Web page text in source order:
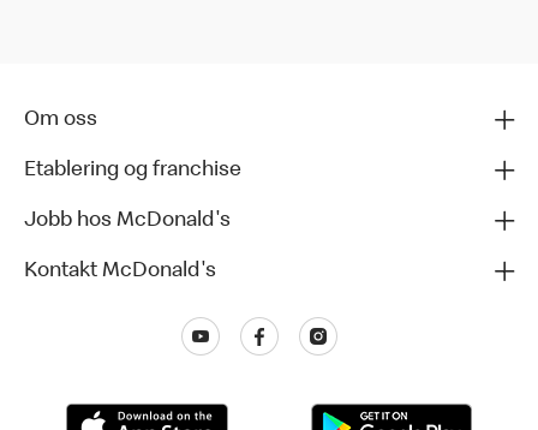
Om oss
Etablering og franchise
Jobb hos McDonald's
Kontakt McDonald's